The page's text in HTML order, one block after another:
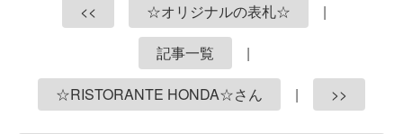
<< ☆オリジナルの表札☆
|
記事一覧
|
☆RISTORANTE HONDA☆さん
| >>